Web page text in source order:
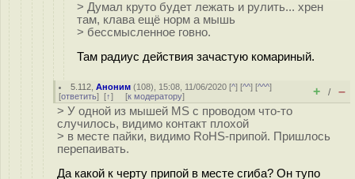
> Думал круто будет лежать и рулить... хрен
там, клава ещё норм а мышь
> бессмысленное говно.
Там радиус действия зачастую комариный.
5.112 ,Аноним (108), 15:08, 11/06/2020 [^] [^^] [^^^]
[ответить] [↑] [к модератору] + / –
> У одной из мышей MS с проводом что-то
случилось, видимо контакт плохой
> в месте пайки, видимо RoHS-припой. Пришлось
перепаивать.
Да какой к черту припой в месте сгиба? Он тупо